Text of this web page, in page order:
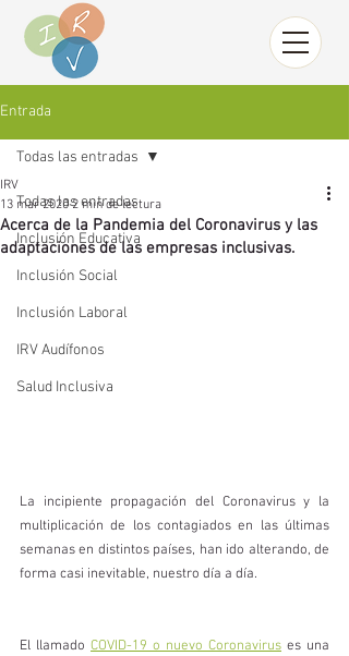
Entrada
Todas las entradas
Inclusión Educativa
Inclusión Social
Inclusión Laboral
IRV Audífonos
Salud Inclusiva
Todas las entradas
Acerca de la Pandemia del Coronavirus y las
adaptaciones de las empresas inclusivas.
IRV
13 mar 2020 2 min de lectura
La incipiente propagación del Coronavirus y la
multiplicación de los contagiados en las últimas
semanas en distintos países, han ido alterando, de
forma casi inevitable, nuestro día a día.
El llamado COVID-19 o nuevo Coronavirus es una